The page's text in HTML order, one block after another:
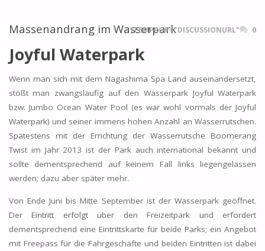
Massenandrang im WasserparkITEMPROP="DISCUSSIONURL" 0
Joyful Waterpark
Wenn man sich mit dem Nagashima Spa Land auseinandersetzt,
stößt man zwangsläufig auf den Wasserpark Joyful Waterpark
bzw. Jumbo Ocean Water Pool (es war wohl vormals der Joyful
Waterpark) und seiner immens hohen Anzahl an Wasserrutschen.
Spätestens mit der Errichtung der Wasserrutsche Boomerang
Twist im Jahr 2013 ist der Park auch international bekannt und
sollte dementsprechend auf keinem Fall links liegengelassen
werden; dazu aber später mehr.
Von Ende Juni bis Mitte September ist der Wasserpark geöffnet.
Der Eintritt erfolgt über den Freizeitpark und erfordert
dementsprechend eine Eintrittskarte für beide Parks; ein Angebot
mit Freepass für die Fahrgeschäfte und beiden Eintritten ist dabei